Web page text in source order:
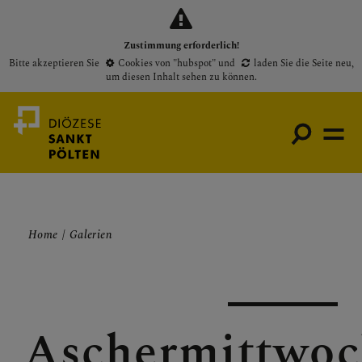
Zustimmung erforderlich!
Bitte akzeptieren Sie
Cookies von "hubspot"und laden Sie die Seite neu,
um diesen Inhalt sehen zu können.
Medienportal
Presse
Home Galerien